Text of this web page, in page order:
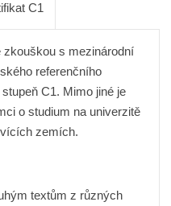
Zertifikat Deutsch) je
která je v rámci
rámce zařazena na
vyjádřeným spisovnou
s mezinárodní
referenčního
B2. Mimo jiné je
kterým umožňuje
mluvících zemích.
C1
zkouškou s mezinárodní
referenčního
C1. Mimo jiné je
o studium na univerzitě
zemích.
textům z různých
údajů pro účastníky
se specifickými potřebami